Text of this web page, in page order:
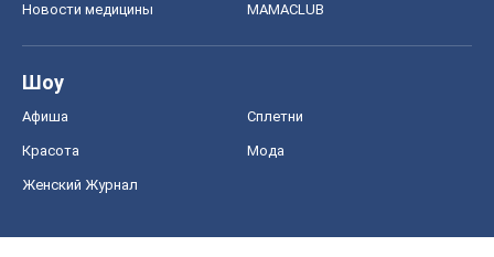
Новости медицины MAMACLUB
Шоу
Афиша Сплетни
Красота Мода
Женский Журнал